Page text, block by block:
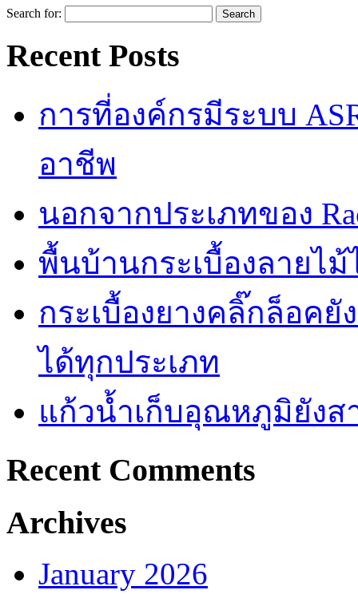
Search for:
Recent Posts
การที่องค์กรมีระบบ
อาชีพ
นอกจากประเภทของ
พื้นบ้านกระเบื้องลายไ
กระเบื้องยางคลิ๊กล็อค
ได้ทุกประเภท
แก้วน้ำเก็บอุณหภูมิยังส
Recent Comments
Archives
January 2026